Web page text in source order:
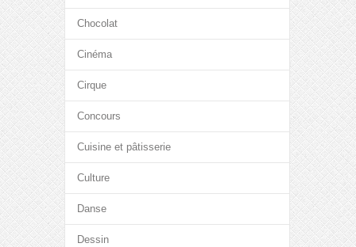
Chocolat
Cinéma
Cirque
Concours
Cuisine et pâtisserie
Culture
Danse
Dessin